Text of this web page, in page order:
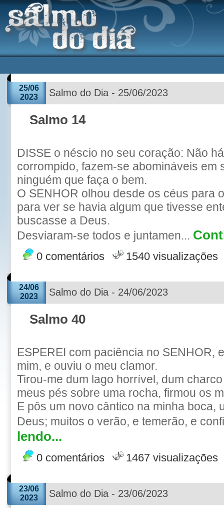
25/06
2023
Salmo do Dia - 25/06/2023
Salmo 14
DISSE o néscio no seu coração: Não
corrompido, fazem-se abomináveis em
ninguém que faça o bem.
O SENHOR olhou desde os céus para
para ver se havia algum que tivesse
buscasse a Deus.
Desviaram-se todos e juntamen...
0 comentários 1540 visualizações
24/06
2023
Salmo do Dia - 24/06/2023
Salmo 40
ESPEREI com paciência no SENHOR,
mim, e ouviu o meu clamor.
Tirou-me dum lago horrível, dum
meus pés sobre uma rocha, firmou os
E pôs um novo cântico na minha boca,
Deus; muitos o verão, e temerão, e
lendo...
0 comentários 1467 visualizações
23/06
2023
Salmo do Dia - 23/06/2023